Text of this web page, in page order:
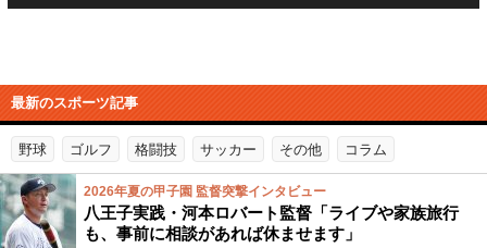
最新のスポーツ記事
野球 ゴルフ 格闘技 サッカー その他 コラム
2026年夏の甲子園 監督突撃インタビュー
八王子実践・河本ロバート監督「ライブや家族旅行
も、事前に相談があれば休ませます」